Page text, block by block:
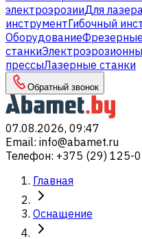
электроэрозииДля
инструментГибочный
Оборудование
станки
прессыЛазерные станки
Обратный звонок
07.08.2026, 09:47
Email: info@abamet.ru
Телефон: +375 (29) 125-
Главная
Оснащение